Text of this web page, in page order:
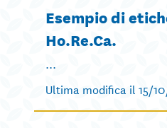
Esempio di
Ho.Re.Ca.
...
Ultima modifica il 15/